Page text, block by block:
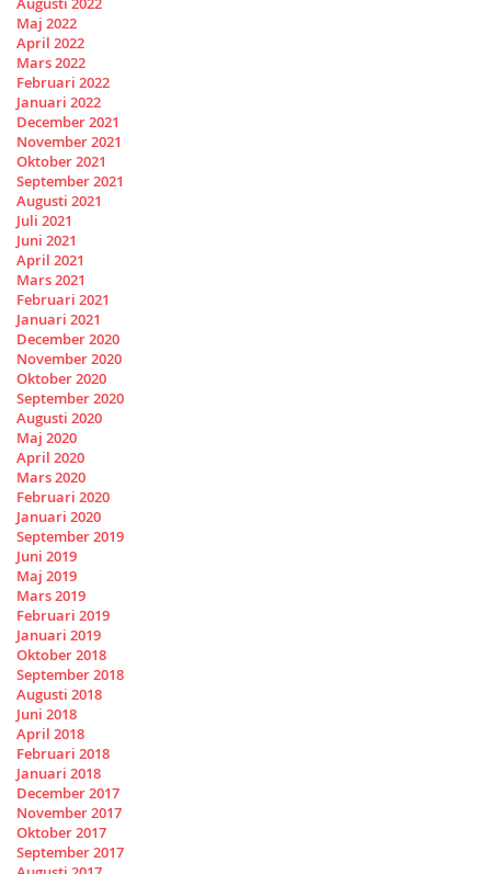
Maj 2022
April 2022
Mars 2022
Februari 2022
Januari 2022
December 2021
November 2021
Oktober 2021
September 2021
Augusti 2021
Juli 2021
Juni 2021
April 2021
Mars 2021
Februari 2021
Januari 2021
December 2020
November 2020
Oktober 2020
September 2020
Augusti 2020
Maj 2020
April 2020
Mars 2020
Februari 2020
Januari 2020
September 2019
Juni 2019
Maj 2019
Mars 2019
Februari 2019
Januari 2019
Oktober 2018
September 2018
Augusti 2018
Juni 2018
April 2018
Februari 2018
Januari 2018
December 2017
November 2017
Oktober 2017
September 2017